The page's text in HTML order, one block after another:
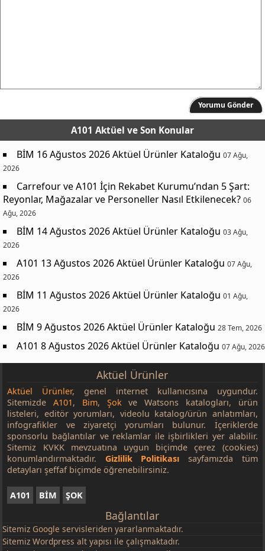
Yorumu Gönder
A101 Aktüel ve Son Konular
BİM 16 Ağustos 2026 Aktüel Ürünler Kataloğu 07 Ağu,
2026
Carrefour ve A101 İçin Rekabet Kurumu’ndan 5 Şart:
Reyonlar, Mağazalar ve Personeller Nasıl Etkilenecek? 06
Ağu, 2026
BİM 14 Ağustos 2026 Aktüel Ürünler Kataloğu 03 Ağu,
2026
A101 13 Ağustos 2026 Aktüel Ürünler Kataloğu 07 Ağu,
2026
BİM 11 Ağustos 2026 Aktüel Ürünler Kataloğu 01 Ağu,
2026
BİM 9 Ağustos 2026 Aktüel Ürünler Kataloğu 28 Tem, 2026
A101 8 Ağustos 2026 Aktüel Ürünler Kataloğu 07 Ağu, 2026
Aktüel Ürünler
Aktüel Ürünler, genel internet kullanıcısına uygundur.
SitemizdeA101, Bim, Şokve Watsons katalogları, ürün
listeleri, editör yorumları, videolu katalog/ürün anlatımları,
infografikler ve ziyaretçi yorumları bulunur. İçeriklerde
sponsorlu bağlantılar ve reklamlar ile işbirlikleri yer alabilir.
Sitemiz KVKK mevzuatına uygun biçimde çerez (cookies)
konumlandırmaktadır. Gizlilik Politikası sayfamızda tüm
detayları şeffaf biçimde öğrenebilirsiniz.
A101 BİM ŞOK
Bağlantılar
Sitemiz Google servisleriden yararlanmaktadır.
Sitemiz Wordpress alt yapısı ile çalışmaktadır.